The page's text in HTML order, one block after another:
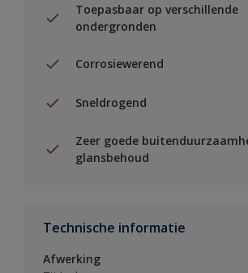
Toepasbaar op verschillende
ondergronden
Corrosiewerend
Sneldrogend
Zeer goede
glansbehoud
Technische informatie
Afwerking